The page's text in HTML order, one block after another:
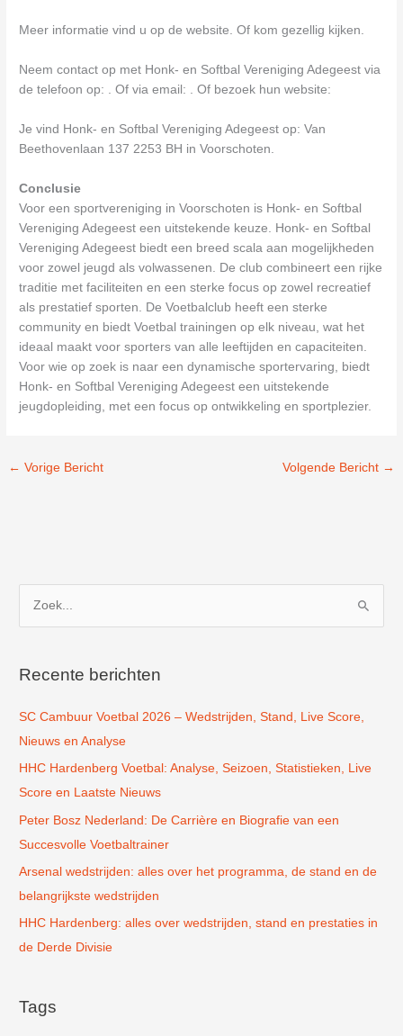
Meer informatie vind u op de website. Of kom gezellig kijken.
Neem contact op met Honk- en Softbal Vereniging Adegeest via
de telefoon op: . Of via email: . Of bezoek hun website:
Je vind Honk- en Softbal Vereniging Adegeest op: Van
Beethovenlaan 137 2253 BH in Voorschoten.
Conclusie
Voor een sportvereniging in Voorschoten is Honk- en Softbal
Vereniging Adegeest een uitstekende keuze. Honk- en Softbal
Vereniging Adegeest biedt een breed scala aan mogelijkheden
voor zowel jeugd als volwassenen. De club combineert een rijke
traditie met faciliteiten en een sterke focus op zowel recreatief
als prestatief sporten. De Voetbalclub heeft een sterke
community en biedt Voetbal trainingen op elk niveau, wat het
ideaal maakt voor sporters van alle leeftijden en capaciteiten.
Voor wie op zoek is naar een dynamische sportervaring, biedt
Honk- en Softbal Vereniging Adegeest een uitstekende
jeugdopleiding, met een focus op ontwikkeling en sportplezier.
← Vorige Bericht Volgende Bericht →
k
a
a
r
:
Recente berichten
SC Cambuur Voetbal 2026 – Wedstrijden, Stand, Live Score,
Nieuws en Analyse
HHC Hardenberg Voetbal: Analyse, Seizoen, Statistieken, Live
Score en Laatste Nieuws
Peter Bosz Nederland: De Carrière en Biografie van een
Succesvolle Voetbaltrainer
Arsenal wedstrijden: alles over het programma, de stand en de
belangrijkste wedstrijden
HHC Hardenberg: alles over wedstrijden, stand en prestaties in
de Derde Divisie
Tags